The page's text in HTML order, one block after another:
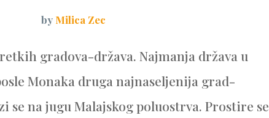
by Milica Zec
gradova-država. Najmanja država u
Monaka druga najnaseljenija grad-
se na jugu Malajskog poluostrva. Prostire se